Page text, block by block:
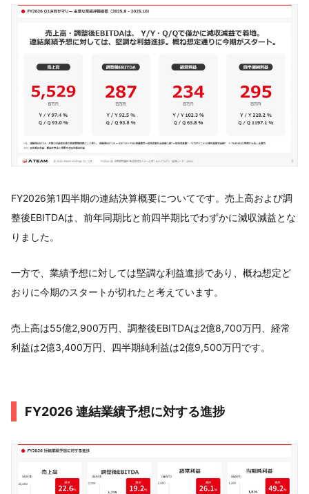
FY2026第1四半期の連結決算概要についてです。売上高および調
整後EBITDAは、前年同期比と前四半期比でわずかに減収減益とな
りました。
一方で、業績予想に対しては堅調な利益進捗であり、概ね想定ど
おりに今期のスタートが切れたと考えています。
売上高は55億2,900万円、調整後EBITDAは2億8,700万円、経常
利益は2億3,400万円、四半期純利益は2億9,500万円です。
FY2026 連結業績予想に対する進捗